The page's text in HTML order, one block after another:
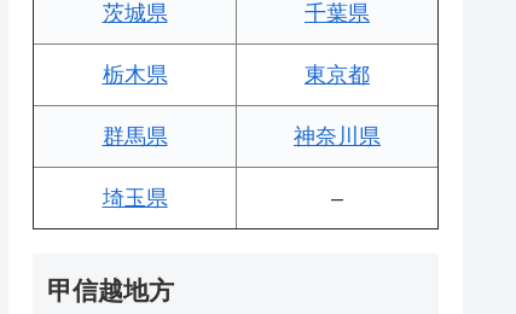
茨城県 千葉県
栃木県 東京都
群馬県 神奈川県
埼玉県 –
甲信越地方